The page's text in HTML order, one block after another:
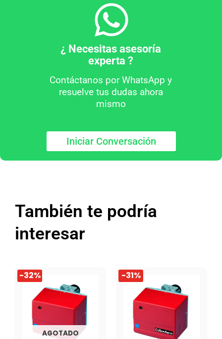
¿ Necesitas asesoría
experta ?
Contáctanos por WhatsApp y
resuelve tus dudas ahora
mismo
Iniciar Conversación
También te podría
interesar
-32%
AGOTADO
El
precio
original
era:
$6.139.990.
El
precio
actual
$4.159.990.
-31%
El
precio
original
era:
$10.799.990.
El
precio
actual
$7.406.990.